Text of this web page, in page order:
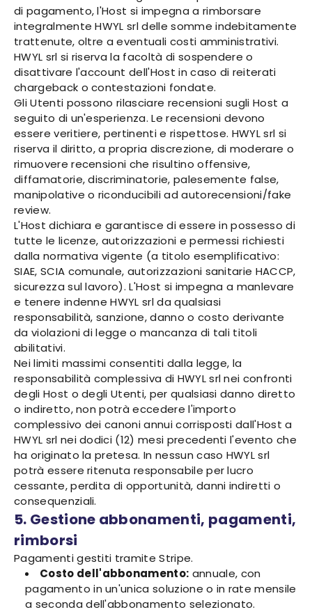
di pagamento, l'Host si impegna a rimborsare
integralmente HWYL srl delle somme indebitamente
trattenute, oltre a eventuali costi amministrativi.
HWYL srl si riserva la facoltà di sospendere o
disattivare l'account dell'Host in caso di reiterati
chargeback o contestazioni fondate.
Gli Utenti possono rilasciare recensioni sugli Host a
seguito di un'esperienza. Le recensioni devono
essere veritiere, pertinenti e rispettose. HWYL srl si
riserva il diritto, a propria discrezione, di moderare o
rimuovere recensioni che risultino offensive,
diffamatorie, discriminatorie, palesemente false,
manipolative o riconducibili ad autorecensioni/fake
review.
L'Host dichiara e garantisce di essere in possesso di
tutte le licenze, autorizzazioni e permessi richiesti
dalla normativa vigente (a titolo esemplificativo:
SIAE, SCIA comunale, autorizzazioni sanitarie HACCP,
sicurezza sul lavoro). L'Host si impegna a manlevare
e tenere indenne HWYL srl da qualsiasi
responsabilità, sanzione, danno o costo derivante
da violazioni di legge o mancanza di tali titoli
abilitativi.
Nei limiti massimi consentiti dalla legge, la
responsabilità complessiva di HWYL srl nei confronti
degli Host o degli Utenti, per qualsiasi danno diretto
o indiretto, non potrà eccedere l'importo
complessivo dei canoni annui corrisposti dall'Host a
HWYL srl nei dodici (12) mesi precedenti l'evento che
ha originato la pretesa. In nessun caso HWYL srl
potrà essere ritenuta responsabile per lucro
cessante, perdita di opportunità, danni indiretti o
consequenziali.
5. Gestione abbonamenti, pagamenti,
rimborsi
Pagamenti gestiti tramite Stripe.
Costo dell'abbonamento: annuale, con
pagamento in un'unica soluzione o in rate mensile
a seconda dell'abbonamento selezionato.